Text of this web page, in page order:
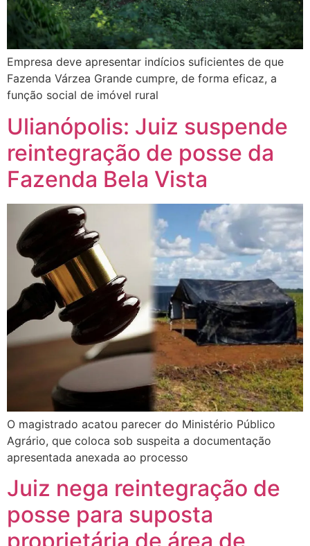
Empresa deve apresentar indícios suficientes de que
Fazenda Várzea Grande cumpre, de forma eficaz, a
função social de imóvel rural
Ulianópolis: Juiz suspende
reintegração de posse da
Fazenda Bela Vista
O magistrado acatou parecer do Ministério Público
Agrário, que coloca sob suspeita a documentação
apresentada anexada ao processo
Juiz nega reintegração de
posse para suposta